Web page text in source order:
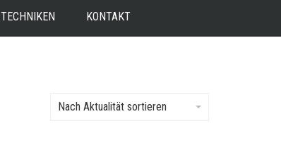
TECHNIKEN KONTAKT
Nach Aktualität sortieren